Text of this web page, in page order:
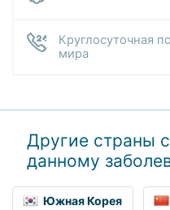
Круглосуточная
мира
Другие страны
данному
Южная Корея